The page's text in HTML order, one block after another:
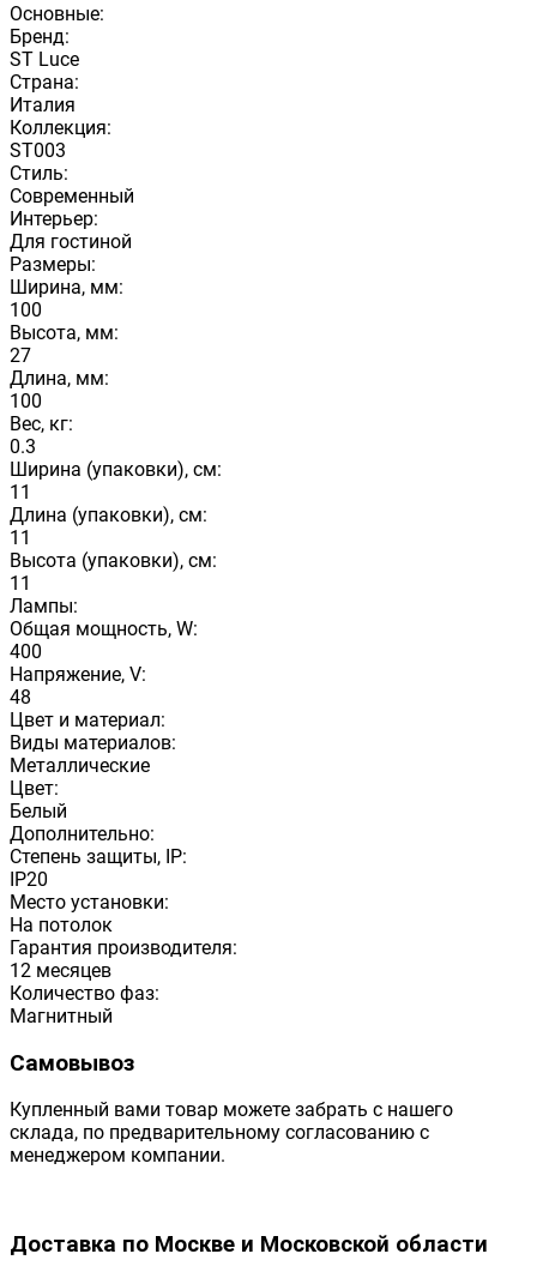
Основные:
Бренд:
ST Luce
Страна:
Италия
Коллекция:
ST003
Стиль:
Современный
Интерьер:
Для гостиной
Размеры:
Ширина, мм:
100
Высота, мм:
27
Длина, мм:
100
Вес, кг:
0.3
Ширина (упаковки), см:
11
Длина (упаковки), см:
11
Высота (упаковки), см:
11
Лампы:
Общая мощность, W:
400
Напряжение, V:
48
Цвет и материал:
Виды материалов:
Металлические
Цвет:
Белый
Дополнительно:
Степень защиты, IP:
IP20
Место установки:
На потолок
Гарантия производителя:
12 месяцев
Количество фаз:
Магнитный
Самовывоз
Купленный вами товар можете забрать с нашего
склада, по предварительному согласованию с
менеджером компании.
Доставка по Москве и Московской области